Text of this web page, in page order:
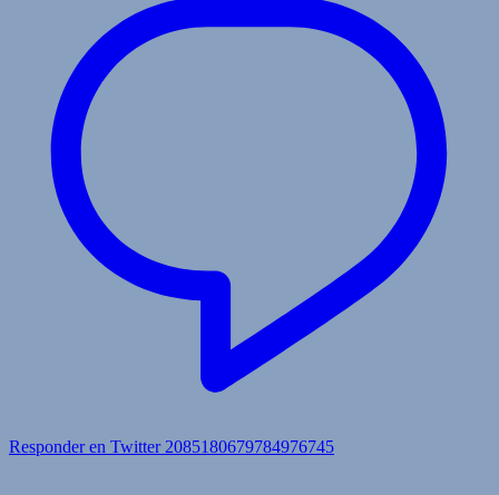
Responder en Twitter 2085180679784976745